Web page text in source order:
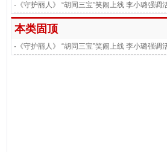
· 《守护丽人》 “胡同三宝”笑闹上线 李小璐强调
在当下
本类固顶
· 《守护丽人》 “胡同三宝”笑闹上线 李小璐强调